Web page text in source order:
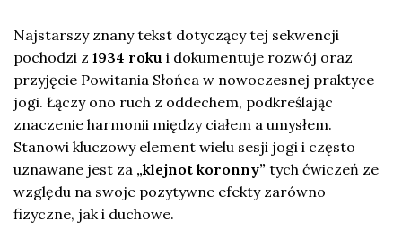
Najstarszy znany tekst dotyczący tej sekwencji
pochodzi z1934 roku i dokumentuje rozwój oraz
przyjęcie Powitania Słońca w nowoczesnej praktyce
jogi. Łączy ono ruch z oddechem, podkreślając
znaczenie harmonii między ciałem a umysłem.
Stanowi kluczowy element wielu sesji jogi i często
uznawane jest za „klejnot koronny” tych ćwiczeń ze
względu na swoje pozytywne efekty zarówno
fizyczne, jak i duchowe.